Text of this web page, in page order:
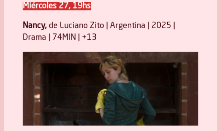
Miércoles 27, 19hs
Nancy,de Luciano Zito | Argentina | 2025 |
Drama | 74MIN | +13